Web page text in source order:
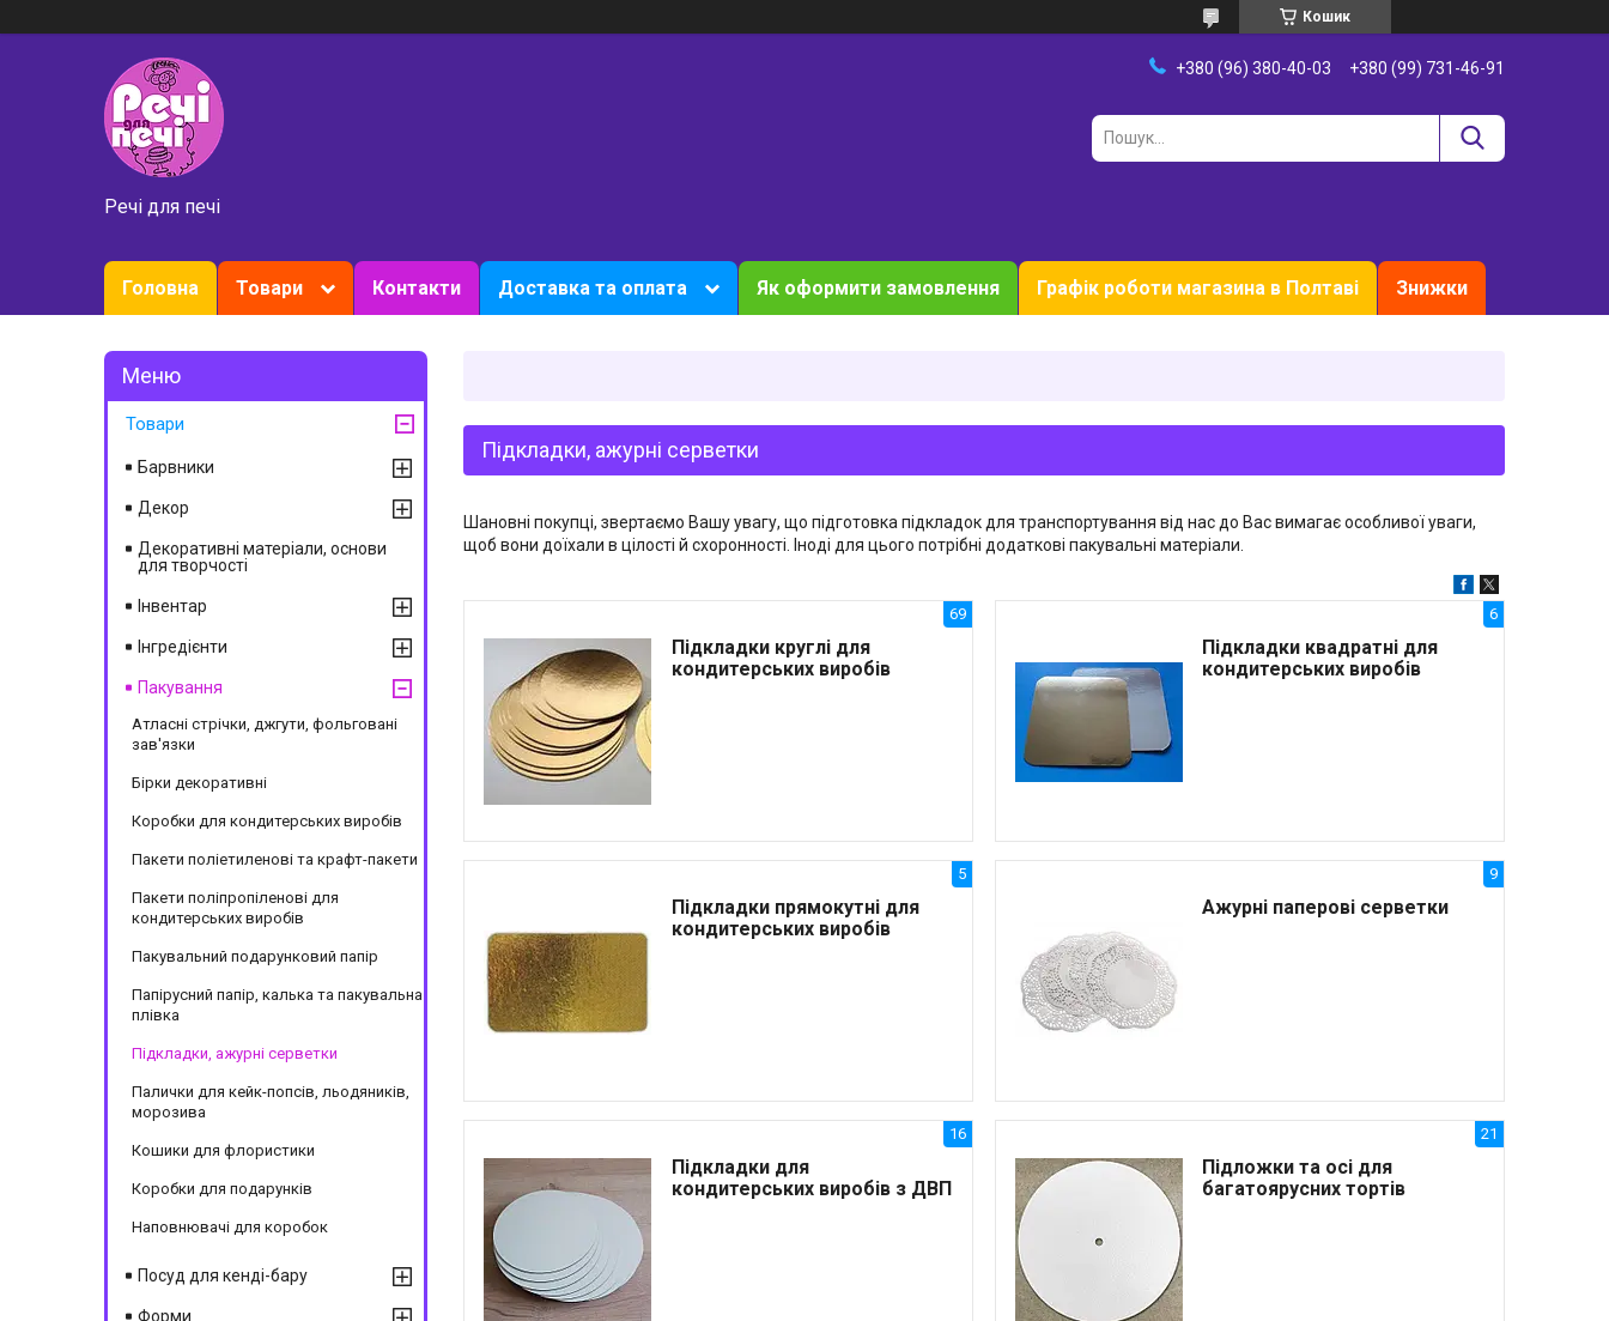
Кошик
Речі для печі
+380 (96) 380-40-03 +380 (99) 731-46-91
Головна Товари Контакти Доставка та оплата Як оформити замовлення Графік роботи магазина в Полтаві Знижки
Підкладки, ажурні серветки
Шановні покупці, звертаємо Вашу увагу, що підготовка підкладок для транспортування від нас до Вас вимагає особливої уваги,
щоб вони доїхали в цілості й схоронності. Іноді для цього потрібні додаткові пакувальні матеріали.
69
Підкладки круглі для
кондитерських виробів
6
Підкладки квадратні для
кондитерських виробів
5
Підкладки прямокутні для
кондитерських виробів
9
Ажурні паперові серветки
16
Підкладки для
кондитерських виробів з ДВП
21
Підложки та осі для
багатоярусних тортів
Товари
Барвники
Декор
Декоративні матеріали, основи
для творчості
Інвентар
Інгредієнти
Пакування
Атласні стрічки, джгути, фольговані
зав'язки
Бірки декоративні
Коробки для кондитерських виробів
Пакети поліетиленові та крафт-пакети
Пакети поліпропіленові для
кондитерських виробів
Пакувальний подарунковий папір
Папірусний папір, калька та пакувальна
плівка
Підкладки, ажурні серветки
Палички для кейк-попсів, льодяників,
морозива
Кошики для флористики
Коробки для подарунків
Наповнювачі для коробок
Посуд для кенді-бару
Форми